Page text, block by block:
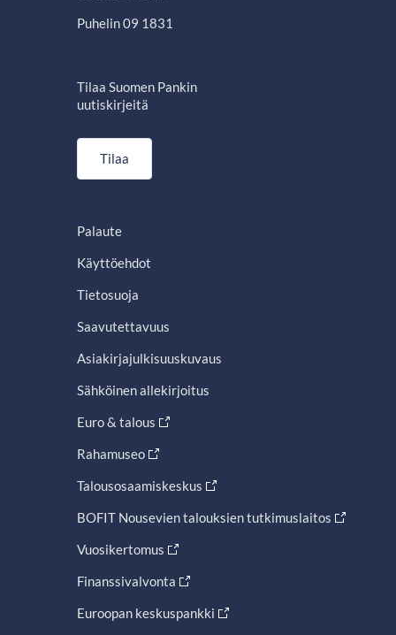
Puhelin 09 1831
Tilaa Suomen Pankin
uutiskirjeitä
Tilaa
Palaute
Käyttöehdot
Tietosuoja
Saavutettavuus
Asiakirjajulkisuuskuvaus
Sähköinen allekirjoitus
Euro & talous
Rahamuseo
Talousosaamiskeskus
BOFIT Nousevien talouksien tutkimuslaitos
Vuosikertomus
Finanssivalvonta
Euroopan keskuspankki